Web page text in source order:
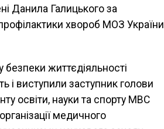
Данила Галицького за
хвороб МОЗ України
безпеки життєдіяльності
і виступили заступник голови
освіти, науки та спорту МВС
медичного